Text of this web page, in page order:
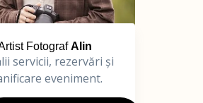
FotografAlin
servicii, rezervări și
eveniment.